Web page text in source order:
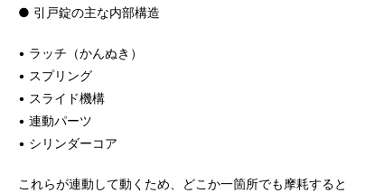
● 引戸錠の主な内部構造
• ラッチ（かんぬき）
• スプリング
• スライド機構
• 連動パーツ
• シリンダーコア
これらが連動して動くため、どこか一箇所でも摩耗すると